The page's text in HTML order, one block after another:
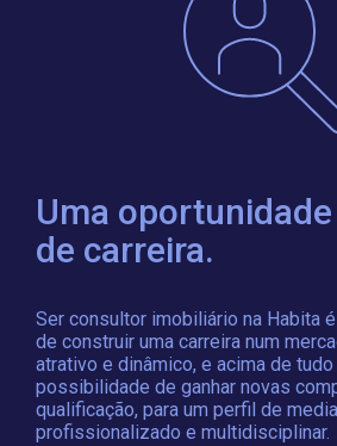
Uma oportunidade
de carreira.
Ser consultor imobiliário na Habita
de construir uma carreira num
atrativo e dinâmico, e acima de
possibilidade de ganhar novas
qualificação, para um perfil de
profissionalizado e multidisciplinar.